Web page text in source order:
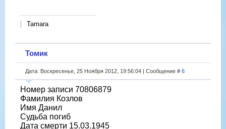
Tamara
Томик
Дата: Воскресенье, 25 Ноября 2012, 19:56:04 | Сообщение # 6
Номер записи 70806879
Фамилия Козлов
Имя Данил
Судьба погиб
Дата смерти 15.03.1945